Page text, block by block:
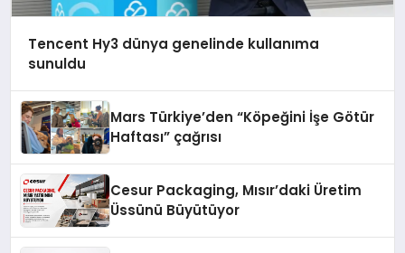
Tencent Hy3 dünya genelinde kullanıma
sunuldu
Mars Türkiye’den “Köpeğini İşe Götür
Haftası” çağrısı
Cesur Packaging, Mısır’daki Üretim
Üssünü Büyütüyor